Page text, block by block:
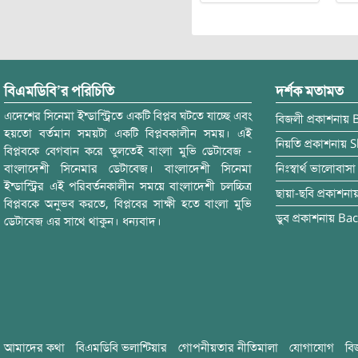
বিএমডিবি’র পরিচিতি
এদেশের সিনেমা ইন্ডাস্ট্রিতে একটি বিপ্লব ঘটতে যাচ্ছে এবং
হয়তো বর্তমান সময়টা একটি বিপ্লবকালীন সময়। এই
বিপ্লবকে বেগবান করে তুলতেই বাংলা মুভি ডেটাবেজ -
বাংলাদেশী সিনেমার ডেটাবেজ। বাংলাদেশী সিনেমা
ইন্ডাস্ট্রির এই পরিবর্তনকালীন সময়ে বাংলাদেশী চলচ্চিত্র
বিপ্লবকে অনুভব করতে, বিপ্লবের সাক্ষী হতে বাংলা মুভি
ডেটাবেজ এর সাথে থাকুন। ধন্যবাদ।
দর্শক মতামত
বিজলী প্রকাশনায়
নিয়তি প্রকাশনায়
নিঃস্বার্থ ভালোবাসা
ছায়া-ছবি
ডুব প্রকাশনায়
আমাদের কথা বিএমডিবি ভলান্টিয়ার গোপনীয়তার নীতিমালা যোগাযোগ